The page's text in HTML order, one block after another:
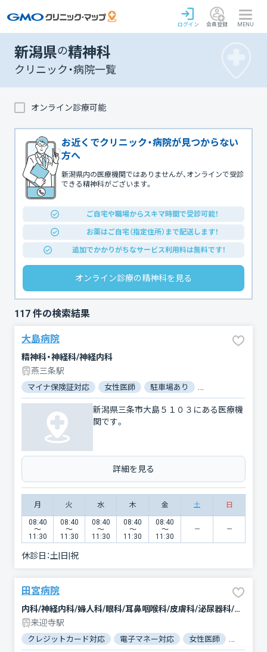
ログイン 会員登録 MENU
新潟県の精神科
クリニック・病院一覧
オンライン診療可能
お近くでクリニック・病院が見つからない
方へ
新潟県内の医療機関ではありませんが、オンラインで受診
できる精神科がございます。
ご自宅や職場からスキマ時間で受診可能！
お薬はご自宅（指定住所）まで配送します！
追加でかかりがちなサービス利用料は無料です！
オンライン診療の精神科を見る
117 件の検索結果
大島病院
精神科・神経科/神経内科
燕三条駅
マイナ保険証対応 女性医師 駐車場あり
新潟県三条市大島５１０３にある医療機
関です。
詳細を見る
月 火 水 木 金 土 日
08:40
〜
11:30
08:40
〜
11:30
08:40
〜
11:30
08:40
〜
11:30
08:40
〜
11:30
休診日：土|日|祝
田宮病院
内科/神経内科/婦人科/眼科/耳鼻咽喉科/皮膚科/泌尿器科/精神科・神経科/歯科
来迎寺駅
クレジットカード対応 電子マネー対応 女性医師